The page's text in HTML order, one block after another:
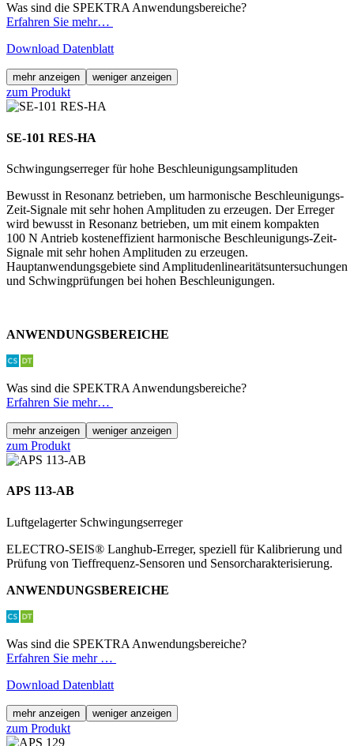
Was sind die SPEKTRA Anwendungsbereiche?
Erfahren Sie mehr…
Download Datenblatt
mehr anzeigen weniger anzeigen
zum Produkt
SE-101 RES-HA
Schwingungserreger für hohe Beschleunigungsamplituden
Bewusst in Resonanz betrieben, um harmonische Beschleunigungs-
Zeit-Signale mit sehr hohen Amplituden zu erzeugen. Der Erreger
wird bewusst in Resonanz betrieben, um mit einem kompakten
100 N Antrieb kosteneffizient harmonische Beschleunigungs-Zeit-
Signale mit sehr hohen Amplituden zu erzeugen.
Hauptanwendungsgebiete sind Amplitudenlinearitätsuntersuchungen
und Schwingprüfungen bei hohen Beschleunigungen.
ANWENDUNGSBEREICHE
Was sind die SPEKTRA Anwendungsbereiche?
Erfahren Sie mehr…
mehr anzeigen weniger anzeigen
zum Produkt
APS 113-AB
Luftgelagerter Schwingungserreger
ELECTRO-SEIS® Langhub-Erreger, speziell für Kalibrierung und
Prüfung von Tieffrequenz-Sensoren und Sensor­charakterisierung.
ANWENDUNGSBEREICHE
Was sind die SPEKTRA Anwendungsbereiche?
Erfahren Sie mehr …
Download Datenblatt
mehr anzeigen weniger anzeigen
zum Produkt